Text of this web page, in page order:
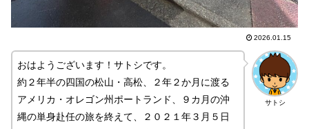
2026.01.15
サトシ
おはようございます！サトシです。
約２年半の四国の松山・高松、２年２か月に渡る
アメリカ・オレゴン州ポートランド、９カ月の沖
縄の単身赴任の旅を終えて、２０２１年３月５日